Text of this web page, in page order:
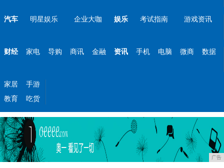
汽车 明星娱乐 企业大咖 娱乐 考试指南 游戏资讯
财经 家电 导购 商讯 金融 资讯 手机 电脑 微商 数据
家居
手游
教育
吃货
广告